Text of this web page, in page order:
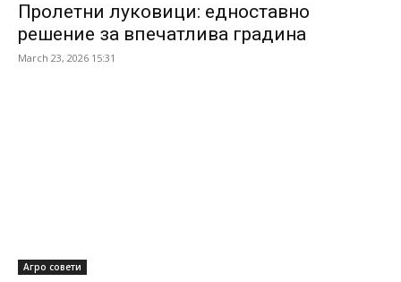
Пролетни луковици: едноставно
решение за впечатлива градина
March 23, 2026 15:31
Агро совети